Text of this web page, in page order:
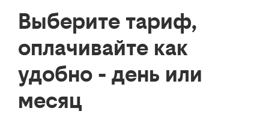
Выберите тариф,
оплачивайте как
удобно - день или
месяц